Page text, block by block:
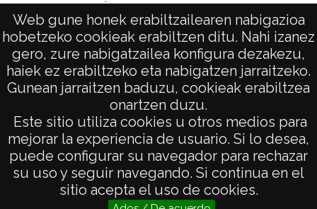
Web gune honek erabiltzailearen nabigazioa
hobetzeko cookieak erabiltzen ditu. Nahi izanez
gero, zure nabigatzailea konfigura dezakezu,
haiek ez erabiltzeko eta nabigatzen jarraitzeko.
Gunean jarraitzen baduzu, cookieak erabiltzea
onartzen duzu.
Este sitio utiliza cookies u otros medios para
mejorar la experiencia de usuario. Si lo desea,
puede configurar su navegador para rechazar
su uso y seguir navegando. Si continua en el
sitio acepta el uso de cookies.
Ermitas de Álava: Contrasta, Nuestra Señora
de Elizamendi
AVISO LEGAL
POLÍTICA DE PRIVACIDAD
ACCESIBILIDAD
ATENCIÓN CIUDADANA